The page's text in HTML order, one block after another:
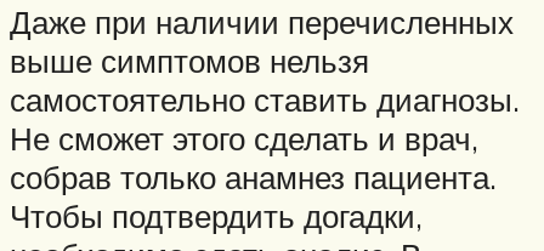
Даже при наличии перечисленных
выше симптомов нельзя
самостоятельно ставить диагнозы.
Не сможет этого сделать и врач,
собрав только анамнез пациента.
Чтобы подтвердить догадки,